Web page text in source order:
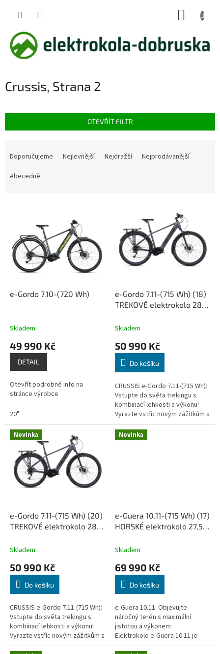
Crussis, Strana 2
OTEVŘÍT FILTR
Doporučujeme Nejlevnější Nejdražší
Nejprodávanější
Abecedně
e-Gordo 7.10-(720 Wh)
Skladem
49 990 Kč
DETAIL
Otevřít podrobné info na
stránce výrobce
20"
e-Gordo 7.11-(715 Wh) (18)
TREKOVÉ elektrokolo 28",
715Wh)
Skladem
50 990 Kč
Do košíku
CRUSSIS e-Gordo 7.11-(715 Wh):
Vstupte do světa trekingu s
kombinací lehkosti a výkonu!
Vyrazte vstříc novým zážitkům s
elektrokolem, které zvládne
městské ulice i polní cesty...
Novinka
e-Gordo 7.11-(715 Wh) (20)
TREKOVÉ elektrokolo 28",
715Wh)
Skladem
50 990 Kč
Do košíku
CRUSSIS e-Gordo 7.11-(715 Wh):
Vstupte do světa trekingu s
kombinací lehkosti a výkonu!
Vyrazte vstříc novým zážitkům s
elektrokolem, které zvládne
Novinka
e-Guera 10.11-(715 Wh) (17)
HORSKÉ elektrokolo 27,5",
Skladem
69 990 Kč
Do košíku
e-Guera 10.11: Objevujte
náročný terén s maximální
jistotou a výkonem
Elektrokolo e-Guera 10.11 je
určeno jezdcům, kteří hledají